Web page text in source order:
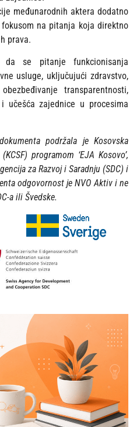
međunarodnih aktera dodatno
na pitanja koja direktno
prava.
se pitanje funkcionisanja
usluge, uključujući zdravstvo,
transparentnosti,
učešća zajednice u procesima
podržala je Kosovska
programom ‘EJA Kosovo’,
za Razvoj i Saradnju (SDC) i
odgovornost je NVO Aktiv i ne
a ili Švedske.